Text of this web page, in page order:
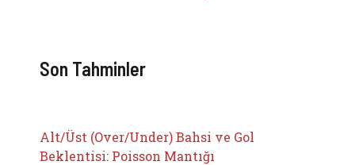
Son Tahminler
Alt/Üst (Over/Under) Bahsi ve Gol
Beklentisi: Poisson Mantığı